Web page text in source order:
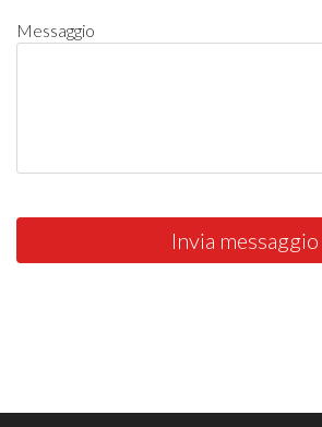
Messaggio
Invia messaggio